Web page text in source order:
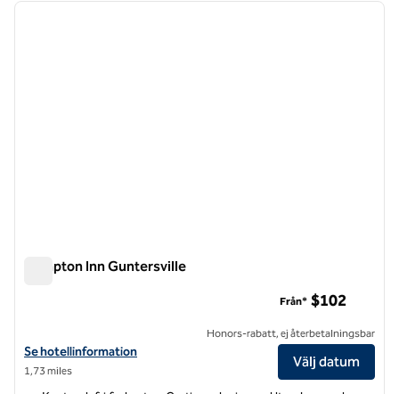
1 av 12
nästa
Hampton Inn Guntersville
Visa hotelldetaljer för Hampton Inn Guntersville
Se hotellinformation
1,73 miles
Från* $102
Honors-rabatt, ej återbetalningsbar
Välj datum